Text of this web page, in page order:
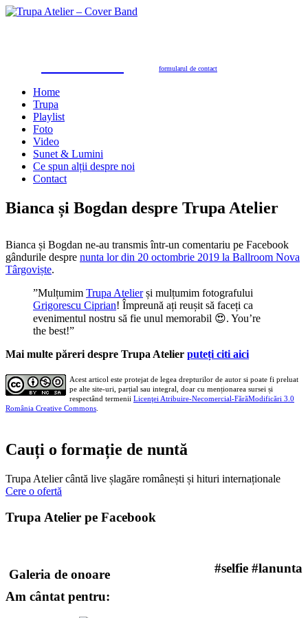
formularul de contact
Home
Trupa
Playlist
Foto
Video
Sunet & Lumini
Ce spun alții despre noi
Contact
Bianca și Bogdan despre Trupa Atelier
Bianca și Bogdan ne-au transmis într-un comentariu pe Facebook
gândurile despre nunta lor din 20 octombrie 2019 la Ballroom Nova
Târgoviște.
”Mulțumim Trupa Atelierși mulțumim fotografului
Grigorescu Ciprian! Împreună ați reușit să faceți ca
evenimentul nostru să fie unul memorabil 😍. You’re
the best!”
Mai multe păreri despre Trupa Atelier puteți citi aici
Acest articol este protejat de legea drepturilor de autor si poate fi preluat
pe alte site-uri, parțial sau integral, doar cu menționarea sursei și
respectând termenii Licenţei Atribuire-Necomercial-FărăModificări 3.0
România Creative Commons
Cauți o formație de nuntă
Trupa Atelier cântă live șlagăre românești și hituri internaționale
Cere o ofertă
Trupa Atelier pe Facebook
Galeria de onoare
#selfie #lanunta
Am cântat pentru: